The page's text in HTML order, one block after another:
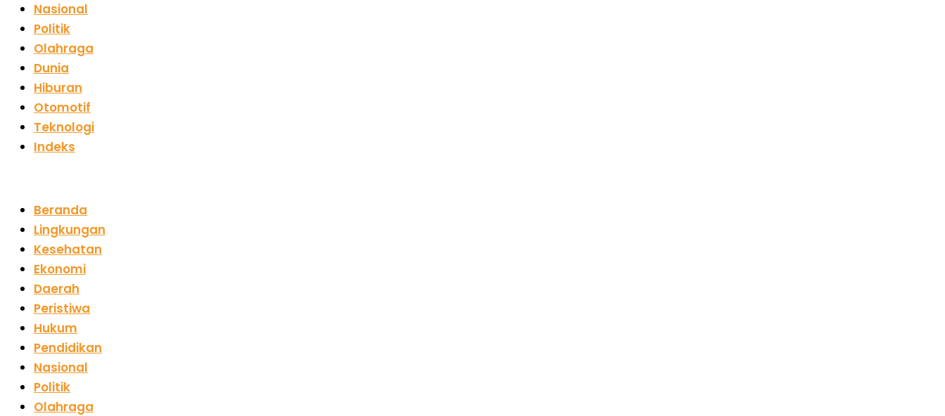
Nasional
Politik
Olahraga
Dunia
Hiburan
Otomotif
Teknologi
Indeks
Beranda
Lingkungan
Kesehatan
Ekonomi
Daerah
Peristiwa
Hukum
Pendidikan
Nasional
Politik
Olahraga